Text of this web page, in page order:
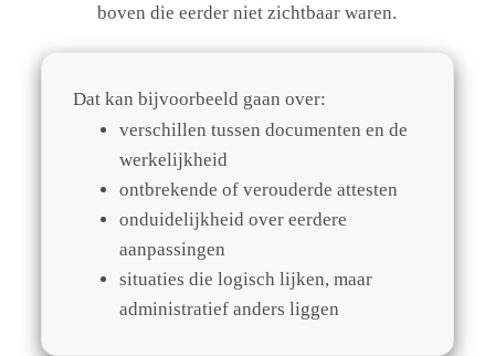
boven die eerder niet zichtbaar waren.
Dat kan bijvoorbeeld gaan over:
verschillen tussen documenten en de
werkelijkheid
ontbrekende of verouderde attesten
onduidelijkheid over eerdere
aanpassingen
situaties die logisch lijken, maar
administratief anders liggen